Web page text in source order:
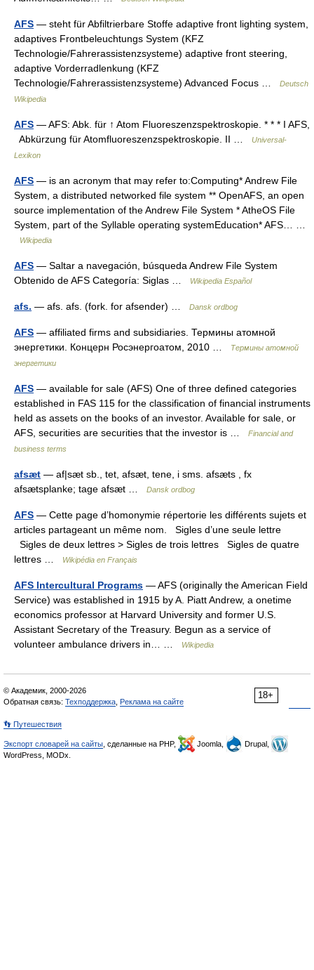
AFS — steht für Abfiltrierbare Stoffe adaptive front lighting system,
adaptives Frontbeleuchtungs System (KFZ
Technologie/Fahrerassistenzsysteme) adaptive front steering,
adaptive Vorderradlenkung (KFZ
Technologie/Fahrerassistenzsysteme) Advanced Focus …
Deutsch
Wikipedia
AFS — AFS: Abk. für ↑ Atom Fluoreszenzspektroskopie. * * * I AFS,
Abkürzung für Atomfluoreszenzspektroskopie. II …
Universal-
Lexikon
AFS — is an acronym that may refer to:Computing* Andrew File
System, a distributed networked file system ** OpenAFS, an open
source implementation of the Andrew File System * AtheOS File
System, part of the Syllable operating systemEducation* AFS… …
Wikipedia
AFS — Saltar a navegación, búsqueda Andrew File System
Obtenido de AFS Categoría: Siglas …
Wikipedia Español
afs. — afs. afs. (fork. for afsender) … Dansk ordbog
AFS — affiliated firms and subsidiaries. Термины атомной
энергетики. Концерн Росэнергоатом, 2010 …
Термины атомной
энергетики
AFS — available for sale (AFS) One of three defined categories
established in FAS 115 for the classification of financial instruments
held as assets on the books of an investor. Available for sale, or
AFS, securities are securities that the investor is …
Financial and
business terms
afsæt — af|sæt sb., tet, afsæt, tene, i sms. afsæts , fx
afsætsplanke; tage afsæt …
Dansk ordbog
AFS — Cette page d’homonymie répertorie les différents sujets et
articles partageant un même nom. Sigles d’une seule lettre
Sigles de deux lettres > Sigles de trois lettres Sigles de quatre
lettres …
Wikipédia en Français
AFS Intercultural Programs — AFS (originally the American Field
Service) was established in 1915 by A. Piatt Andrew, a onetime
economics professor at Harvard University and former U.S.
Assistant Secretary of the Treasury. Begun as a service of
volunteer ambulance drivers in… …
Wikipedia
18+
© Академик, 2000-2026
Обратная связь: Техподдержка Реклама на сайте
👣 Путешествия
Экспорт словарей на сайты , сделанные на PHP, Joomla,
Drupal,
WordPress, MODx.